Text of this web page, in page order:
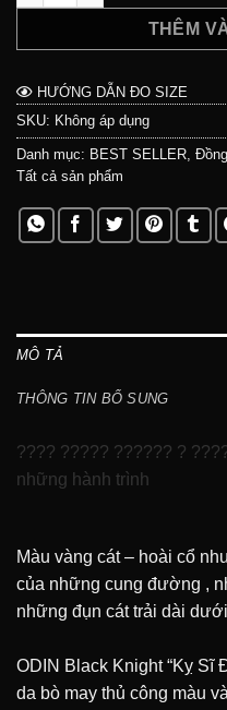
THÊM
HƯỚNG DẪN ĐO SIZE
SKU: Không áp dụng
Danh mục: BEST SELLER,
Tất cả sản phẩm
MÔ TẢ
THÔNG TIN BỔ SUNG
???? ????? ?????? ?
những hành trình
Màu vàng cát – hoài cổ
của những cung đường ,
những đụn cát trải dài
ODIN Black Knight “Kỵ Sĩ
da bò may thủ công màu